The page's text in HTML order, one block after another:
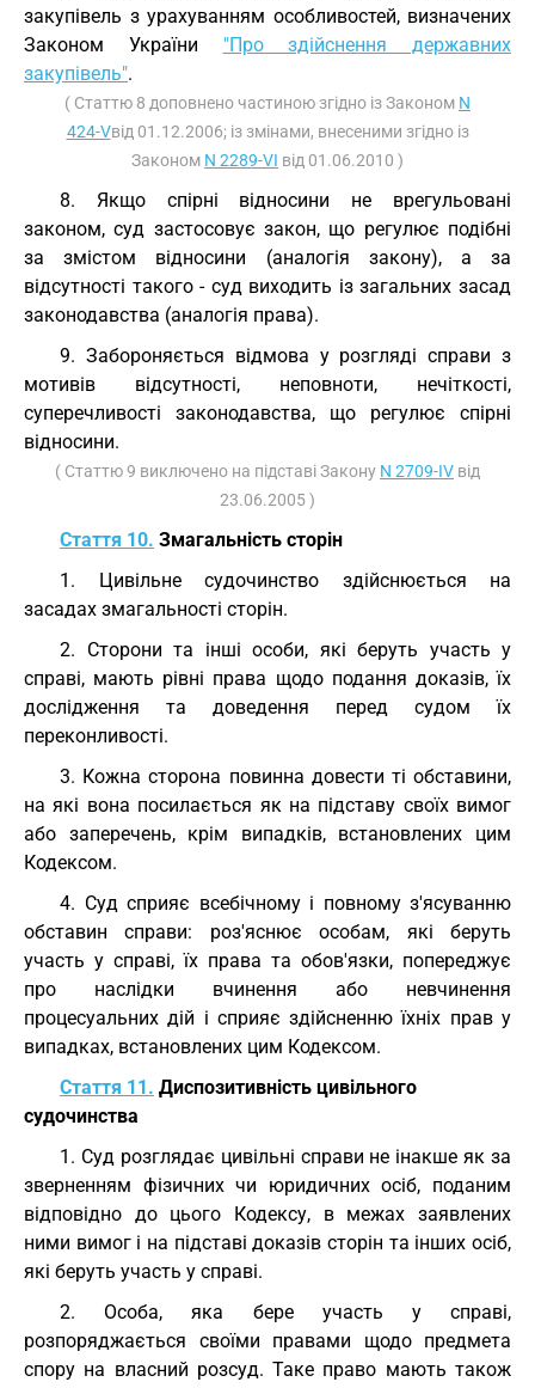
закупівель з урахуванням особливостей, визначених
Законом України "Про здійснення державних
закупівель".
( Статтю 8 доповнено частиною згідно із Законом N
424-Vвід 01.12.2006; із змінами, внесеними згідно із
Законом N 2289-VI від 01.06.2010 )
8. Якщо спірні відносини не врегульовані
законом, суд застосовує закон, що регулює подібні
за змістом відносини (аналогія закону), а за
відсутності такого - суд виходить із загальних засад
законодавства (аналогія права).
9. Забороняється відмова у розгляді справи з
мотивів відсутності, неповноти, нечіткості,
суперечливості законодавства, що регулює спірні
відносини.
( Статтю 9 виключено на підставі Закону N 2709-IV від
23.06.2005 )
Стаття 10. Змагальність сторін
1. Цивільне судочинство здійснюється на
засадах змагальності сторін.
2. Сторони та інші особи, які беруть участь у
справі, мають рівні права щодо подання доказів, їх
дослідження та доведення перед судом їх
переконливості.
3. Кожна сторона повинна довести ті обставини,
на які вона посилається як на підставу своїх вимог
або заперечень, крім випадків, встановлених цим
Кодексом.
4. Суд сприяє всебічному і повному з'ясуванню
обставин справи: роз'яснює особам, які беруть
участь у справі, їх права та обов'язки, попереджує
про наслідки вчинення або невчинення
процесуальних дій і сприяє здійсненню їхніх прав у
випадках, встановлених цим Кодексом.
Стаття 11. Диспозитивність цивільного
судочинства
1. Суд розглядає цивільні справи не інакше як за
зверненням фізичних чи юридичних осіб, поданим
відповідно до цього Кодексу, в межах заявлених
ними вимог і на підставі доказів сторін та інших осіб,
які беруть участь у справі.
2. Особа, яка бере участь у справі,
розпоряджається своїми правами щодо предмета
спору на власний розсуд. Таке право мають також